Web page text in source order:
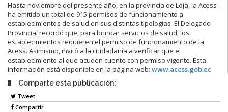
Hasta noviembre del presente año, en la provincia de Loja, la Acess
ha emitido un total de 915 permisos de funcionamiento a
establecimientos de salud en sus distintas tipologías. El Delegado
Provincial recordó que, para brindar servicios de salud, los
establecimientos requieren el permiso de funcionamiento de la
Acess. Asimismo, invitó a la ciudadanía a verificar que el
establecimiento al que acuden cuente con permiso vigente. Esta
información está disponible en la página web: www.acess.gob.ec
Comparte esta publicación:
Tweet
Compartir